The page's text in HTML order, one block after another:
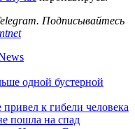
Подписывайтесь
одной бустерной
к гибели человека
пошла на спад